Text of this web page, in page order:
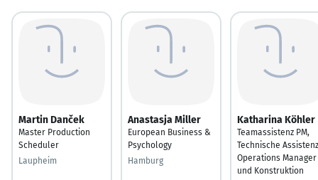
Martin Danček
Master Production
Scheduler
Laupheim
Anastasja Miller
European Business &
Psychology
Hamburg
Katharina Köhler
Teamassistenz PM,
Technische Assistenz
Operations Manager
und Konstruktion